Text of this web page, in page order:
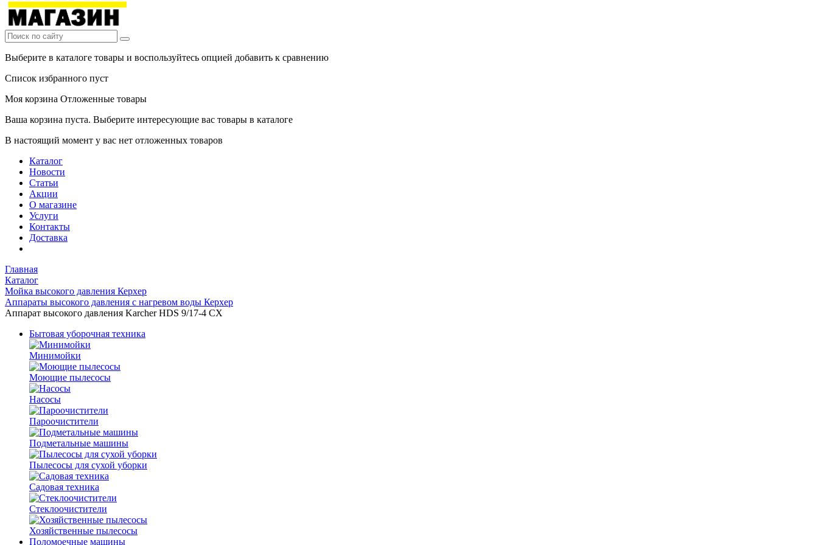
Выберите в каталоге товары и воспользуйтесь опцией добавить к сравнению
Список избранного пуст
Моя корзина Отложенные товары
Ваша корзина пуста. Выберите интересующие вас товары в каталоге
В настоящий момент у вас нет отложенных товаров
Каталог
Новости
Статьи
Акции
О магазине
Услуги
Контакты
Доставка
Главная
Каталог
Мойка высокого давления Керхер
Аппараты высокого давления с нагревом воды Керхер
Аппарат высокого давления Karcher HDS 9/17-4 CX
Бытовая уборочная техника
Минимойки
Моющие пылесосы
Насосы
Пароочистители
Подметальные машины
Пылесосы для сухой уборки
Садовая техника
Стеклоочистители
Хозяйственные пылесосы
Поломоечные машины